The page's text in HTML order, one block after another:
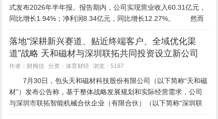
式发布2026年半年报。报告期内，公司实现营业收入60.31亿元，
同比增长1.94%；净利润8.34亿元，同比增长12.27%。 然而
落地“深耕新兴赛道、贴近终端客户、全域优化渠
道”战略 天和磁材与深圳联拓共同投资设立新公司
作者：财阀佳 分类：体育财经 浏览：5187
7月30日，包头天和磁材科技股份有限公司（以下简称“天和磁
材”）发布公告称，基于整体战略发展规划和实际经营需求，公司
与深圳市联拓智能机械合伙企业（有限合伙）（以下简称“深圳联